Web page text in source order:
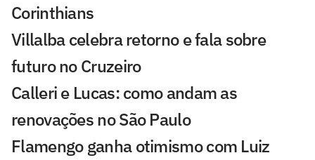
Corinthians
Villalba celebra retorno e fala sobre
futuro no Cruzeiro
Calleri e Lucas: como andam as
renovações no São Paulo
Flamengo ganha otimismo com Luiz